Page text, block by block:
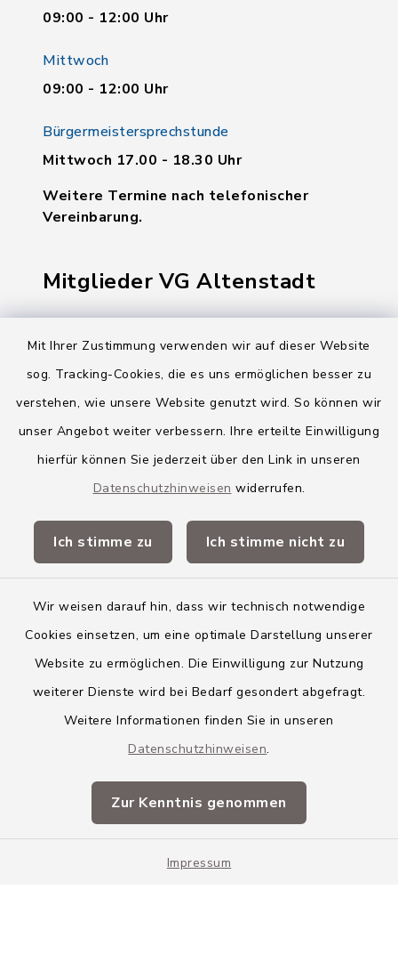
Mit Ihrer Zustimmung verwenden wir auf dieser Website
sog. Tracking-Cookies, die es uns ermöglichen besser zu
verstehen, wie unsere Website genutzt wird. So können wir
unser Angebot weiter verbessern. Ihre erteilte Einwilligung
hierfür können Sie jederzeit über den Link in unseren
Datenschutzhinweisen widerrufen.
Ich stimme zu Ich stimme nicht zu
Wir weisen darauf hin, dass wir technisch notwendige
Cookies einsetzen, um eine optimale Darstellung unserer
Website zu ermöglichen. Die Einwilligung zur Nutzung
weiterer Dienste wird bei Bedarf gesondert abgefragt.
Weitere Informationen finden Sie in unseren
Datenschutzhinweisen.
Zur Kenntnis genommen
Impressum
09:00 - 12:00 Uhr
Mittwoch
09:00 - 12:00 Uhr
Bürgermeistersprechstunde
Mittwoch 17.00 - 18.30 Uhr
Weitere Termine nach telefonischer
Vereinbarung.
Mitglieder VG Altenstadt
Markt Altenstadt
Gemeinde Osterberg
VG Altenstadt
Landkreis Neu-Ulm
Barrierefreiheit
Impressum
Sitemap